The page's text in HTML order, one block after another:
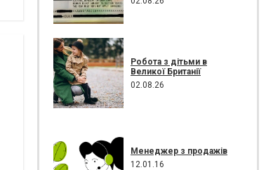
Робота з дітьми в
Великої Британії
02.08.26
Менеджер з продажів
12.01.16